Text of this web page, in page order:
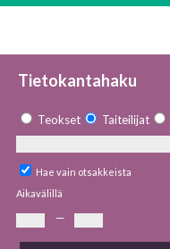
Tietokantahaku
Teokset Taiteilijat
Hae vain otsakkeista
Aikavälillä
—